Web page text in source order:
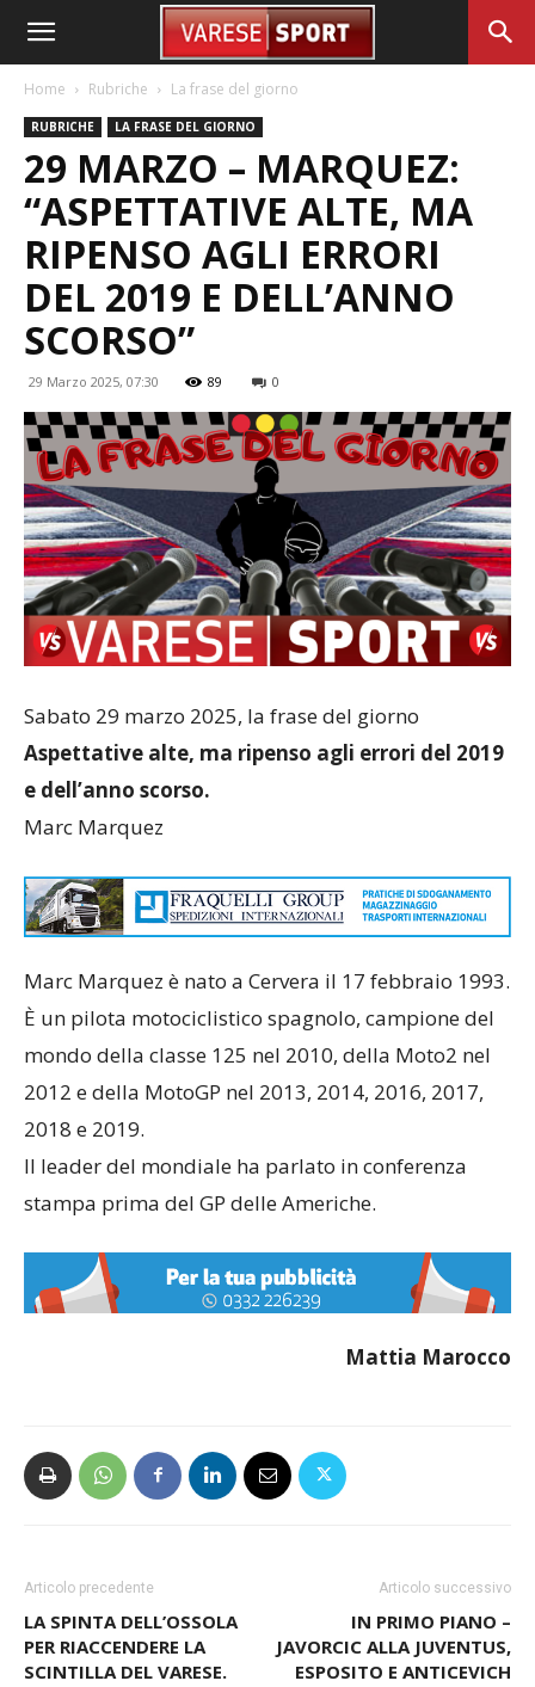
Home Rubriche La frase del giorno
RUBRICHE LA FRASE DEL GIORNO
29 MARZO – MARQUEZ:
“ASPETTATIVE ALTE, MA
RIPENSO AGLI ERRORI
DEL 2019 E DELL’ANNO
SCORSO”
29 Marzo 2025, 07:30 89 0
Sabato 29 marzo 2025, la frase del giorno
Aspettative alte, ma ripenso agli errori del 2019
e dell’anno scorso.
Marc Marquez
Marc Marquez è nato a Cervera il 17 febbraio 1993.
È un pilota motociclistico spagnolo, campione del
mondo della classe 125 nel 2010, della Moto2 nel
2012 e della MotoGP nel 2013, 2014, 2016, 2017,
2018 e 2019.
Il leader del mondiale ha parlato in conferenza
stampa prima del GP delle Americhe.
Mattia Marocco
Articolo precedente
LA SPINTA DELL’OSSOLA
PER RIACCENDERE LA
SCINTILLA DEL VARESE.
Articolo successivo
IN PRIMO PIANO –
JAVORCIC ALLA JUVENTUS,
ESPOSITO E ANTICEVICH